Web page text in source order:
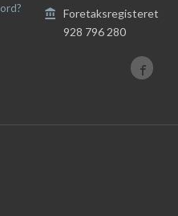
Foretaksregisteret
928 796 280